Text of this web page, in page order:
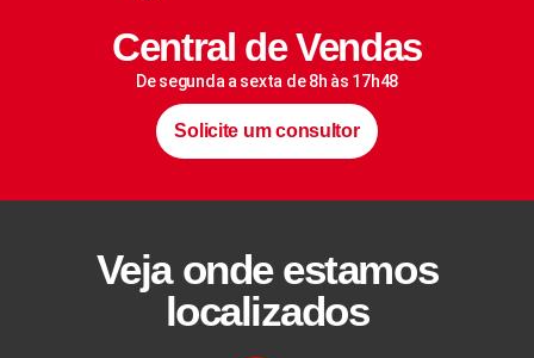
Central de Vendas
De segunda a sexta de 8h às 17h48
Solicite um consultor
Veja onde estamos
localizados